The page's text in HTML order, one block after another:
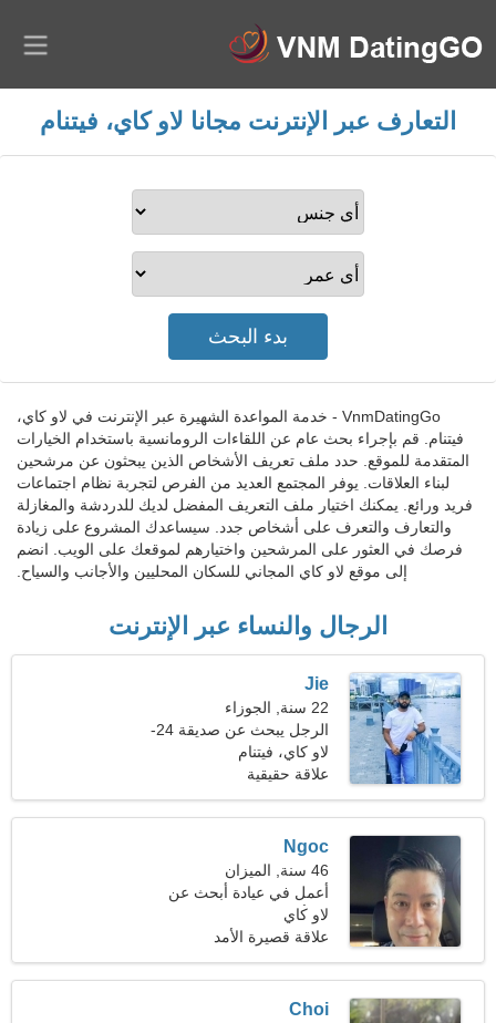
التعارف عبر الإنترنت مجانا لاو كاي، فيتنام
VnmDatingGo - خدمة المواعدة الشهيرة عبر الإنترنت في لاو كاي،
فيتنام. قم بإجراء بحث عام عن اللقاءات الرومانسية باستخدام الخيارات
المتقدمة للموقع. حدد ملف تعريف الأشخاص الذين يبحثون عن مرشحين
لبناء العلاقات. يوفر المجتمع العديد من الفرص لتجربة نظام اجتماعات
فريد ورائع. يمكنك اختيار ملف التعريف المفضل لديك للدردشة والمغازلة
والتعارف والتعرف على أشخاص جدد. سيساعدك المشروع على زيادة
فرصك في العثور على المرشحين واختيارهم لموقعك على الويب. انضم
إلى موقع لاو كاي المجاني للسكان المحليين والأجانب والسياح.
الرجال والنساء عبر الإنترنت
Jie
22 سنة, الجوزاء
الرجل يبحث عن صديقة 24-
29
لاو كاي، فيتنام
علاقة حقيقية
Ngoc
46 سنة, الميزان
أعمل في عيادة أبحث عن
امرأة ذكية
لاو كاي
علاقة قصيرة الأمد
Choi